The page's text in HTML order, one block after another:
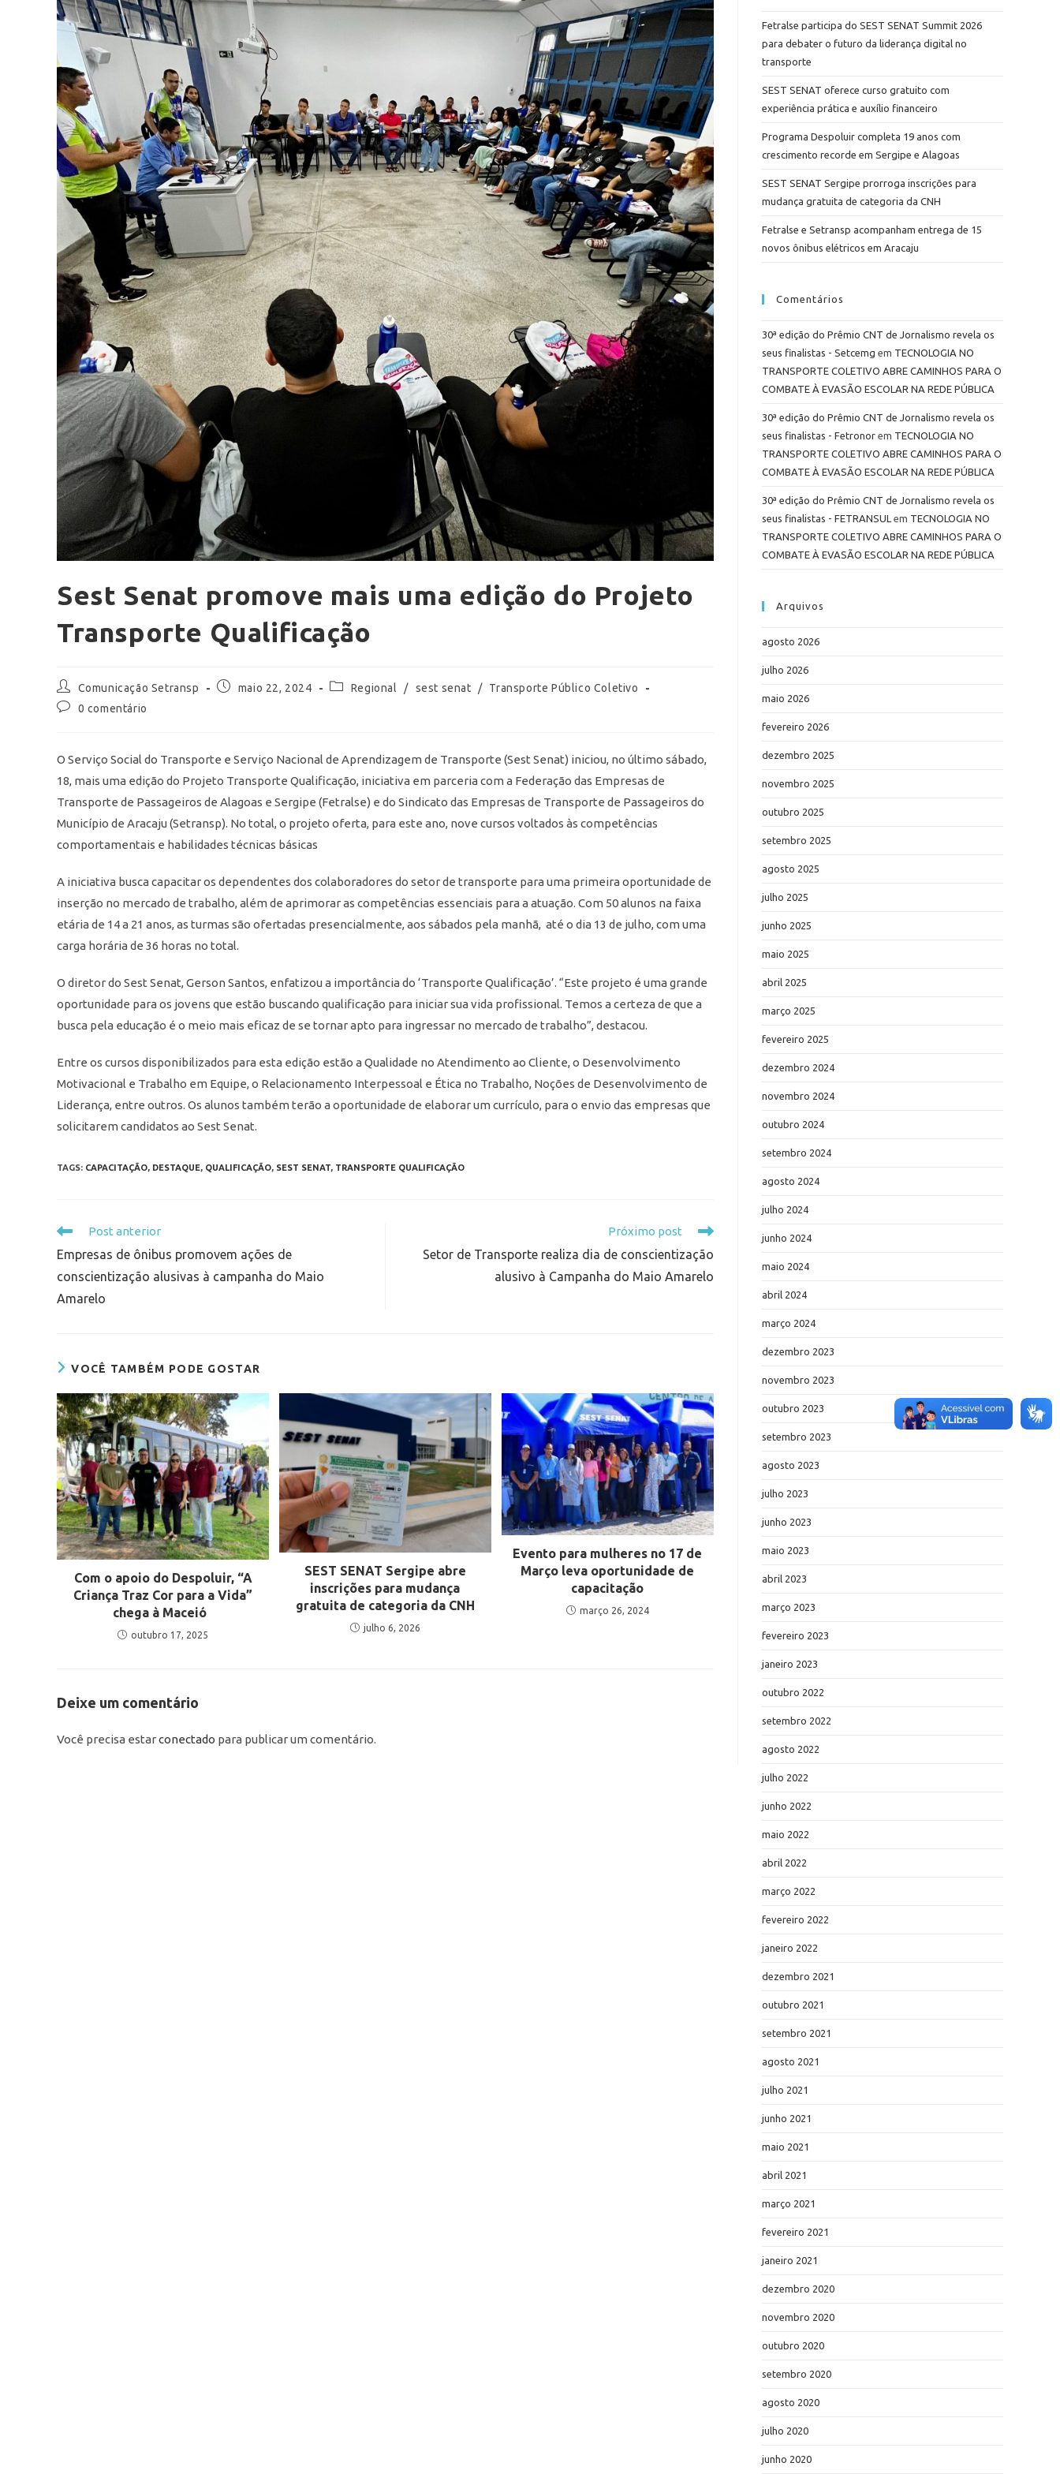
Sest Senat promove mais uma edição do Projeto
Transporte Qualificação
Comunicação Setransp maio 22, 2024 Regional / sest senat / Transporte Público Coletivo
0 comentário
O Serviço Social do Transporte e Serviço Nacional de Aprendizagem de Transporte (Sest Senat) iniciou, no último sábado,
18, mais uma edição do Projeto Transporte Qualificação, iniciativa em parceria com a Federação das Empresas de
Transporte de Passageiros de Alagoas e Sergipe (Fetralse) e do Sindicato das Empresas de Transporte de Passageiros do
Município de Aracaju (Setransp). No total, o projeto oferta, para este ano, nove cursos voltados às competências
comportamentais e habilidades técnicas básicas
A iniciativa busca capacitar os dependentes dos colaboradores do setor de transporte para uma primeira oportunidade de
inserção no mercado de trabalho, além de aprimorar as competências essenciais para a atuação. Com 50 alunos na faixa
etária de 14 a 21 anos, as turmas são ofertadas presencialmente, aos sábados pela manhã, até o dia 13 de julho, com uma
carga horária de 36 horas no total.
O diretor do Sest Senat, Gerson Santos, enfatizou a importância do ‘Transporte Qualificação’. “Este projeto é uma grande
oportunidade para os jovens que estão buscando qualificação para iniciar sua vida profissional. Temos a certeza de que a
busca pela educação é o meio mais eficaz de se tornar apto para ingressar no mercado de trabalho”, destacou.
Entre os cursos disponibilizados para esta edição estão a Qualidade no Atendimento ao Cliente, o Desenvolvimento
Motivacional e Trabalho em Equipe, o Relacionamento Interpessoal e Ética no Trabalho, Noções de Desenvolvimento de
Liderança, entre outros. Os alunos também terão a oportunidade de elaborar um currículo, para o envio das empresas que
solicitarem candidatos ao Sest Senat.
TAGS: CAPACITAÇÃO, DESTAQUE, QUALIFICAÇÃO, SEST SENAT, TRANSPORTE QUALIFICAÇÃO
Post anterior
Empresas de ônibus promovem ações de
conscientização alusivas à campanha do Maio
Amarelo
Próximo post
Setor de Transporte realiza dia de conscientização
alusivo à Campanha do Maio Amarelo
VOCÊ TAMBÉM PODE GOSTAR
Com o apoio do Despoluir, “A
Criança Traz Cor para a Vida”
chega à Maceió
outubro 17, 2025
SEST SENAT Sergipe abre
inscrições para mudança
gratuita de categoria da CNH
julho 6, 2026
Evento para mulheres no 17 de
Março leva oportunidade de
capacitação
março 26, 2024
Deixe um comentário
Você precisa estarconectado para publicar um comentário.
Fetralse participa do SEST SENAT Summit 2026
para debater o futuro da liderança digital no
transporte
SEST SENAT oferece curso gratuito com
experiência prática e auxílio financeiro
Programa Despoluir completa 19 anos com
crescimento recorde em Sergipe e Alagoas
SEST SENAT Sergipe prorroga inscrições para
mudança gratuita de categoria da CNH
Fetralse e Setransp acompanham entrega de 15
novos ônibus elétricos em Aracaju
Comentários
30ª edição do Prêmio CNT de Jornalismo revela os
seus finalistas - Setcemg em TECNOLOGIA NO
TRANSPORTE COLETIVO ABRE CAMINHOS PARA O
COMBATE À EVASÃO ESCOLAR NA REDE PÚBLICA
30ª edição do Prêmio CNT de Jornalismo revela os
seus finalistas - Fetronor em TECNOLOGIA NO
TRANSPORTE COLETIVO ABRE CAMINHOS PARA O
COMBATE À EVASÃO ESCOLAR NA REDE PÚBLICA
30ª edição do Prêmio CNT de Jornalismo revela os
seus finalistas - FETRANSUL em TECNOLOGIA NO
TRANSPORTE COLETIVO ABRE CAMINHOS PARA O
COMBATE À EVASÃO ESCOLAR NA REDE PÚBLICA
Arquivos
agosto 2026
julho 2026
maio 2026
fevereiro 2026
dezembro 2025
novembro 2025
outubro 2025
setembro 2025
agosto 2025
julho 2025
junho 2025
maio 2025
abril 2025
março 2025
fevereiro 2025
dezembro 2024
novembro 2024
outubro 2024
setembro 2024
agosto 2024
julho 2024
junho 2024
maio 2024
abril 2024
março 2024
dezembro 2023
novembro 2023
outubro 2023
setembro 2023
agosto 2023
julho 2023
junho 2023
maio 2023
abril 2023
março 2023
fevereiro 2023
janeiro 2023
outubro 2022
setembro 2022
agosto 2022
julho 2022
junho 2022
maio 2022
abril 2022
março 2022
fevereiro 2022
janeiro 2022
dezembro 2021
outubro 2021
setembro 2021
agosto 2021
julho 2021
junho 2021
maio 2021
abril 2021
março 2021
fevereiro 2021
janeiro 2021
dezembro 2020
novembro 2020
outubro 2020
setembro 2020
agosto 2020
julho 2020
junho 2020